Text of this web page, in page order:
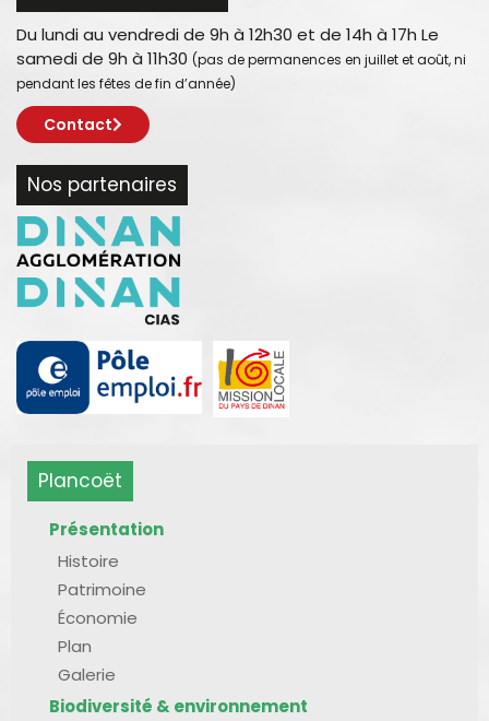
Du lundi au vendredi de 9h à 12h30 et de 14h à 17h Le
samedi de 9h à 11h30 (pas de permanences en juillet et août, ni
pendant les fêtes de fin d’année)
Contact
Nos partenaires
Plancoët
Présentation
Histoire
Patrimoine
Économie
Plan
Galerie
Biodiversité & environnement